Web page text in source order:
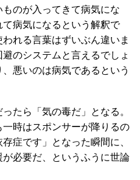
のが入ってきて病気にな
病気になるという解釈で
れる言葉はずいぶん違いま
のシステムと言えるでしょ
悪いのは病気であるという
たら「気の毒だ」となる。
時はスポンサーが降りるの
症です」となった瞬間に、
必要だ、というふうに世論